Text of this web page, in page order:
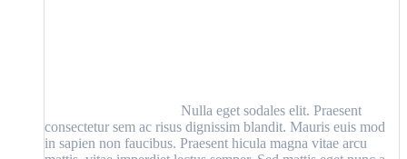
Nulla eget sodales elit. Praesent
consectetur sem ac risus dignissim blandit. Mauris euis mod
in sapien non faucibus. Praesent hicula magna vitae arcu